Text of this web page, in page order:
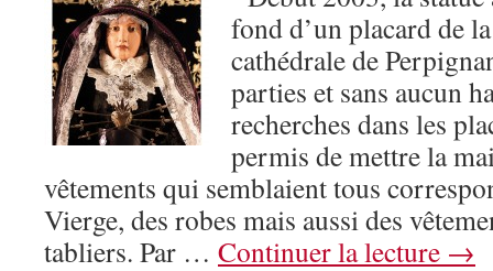
fond d’un placard de
cathédrale de
parties et sans aucun
recherches dans les
permis de mettre la
vêtements qui semblaient tous
Vierge, des robes mais aussi des
tabliers. Par … Continuer la lecture →